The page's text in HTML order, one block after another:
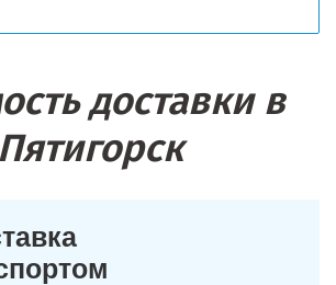
доставки в
Пятигорск